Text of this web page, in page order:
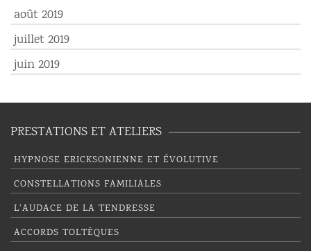
août 2019
juillet 2019
juin 2019
PRESTATIONS ET ATELIERS
HYPNOSE ERICKSONIENNE ET ÉVOLUTIVE
CONSTELLATIONS FAMILIALES
L’AUDACE DE LA TENDRESSE
ACCORDS TOLTÈQUES